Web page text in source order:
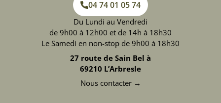
04 74 01 05 74
Du Lundi au Vendredi
de 9h00 à 12h00 et de 14h à 18h30
Le Samedi en non-stop de 9h00 à 18h30
27 route de Sain Bel à
69210 L’Arbresle
Nous contacter →